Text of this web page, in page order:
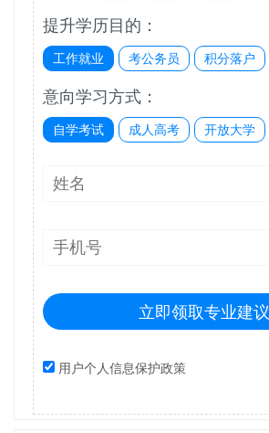
提升学历目的：
工作就业 考公务员 积分落户
意向学习方式：
自学考试 成人高考 开放大学
立即领取专业建议
用户个人信息保护政策